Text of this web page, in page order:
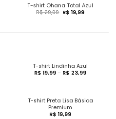
T-shirt Ohana Total Azul
R$29,99 R$ 19,99
T-shirt Lindinha Azul
R$ 19,99 – R$ 23,99
T-shirt Preta Lisa Básica
Premium
R$ 19,99